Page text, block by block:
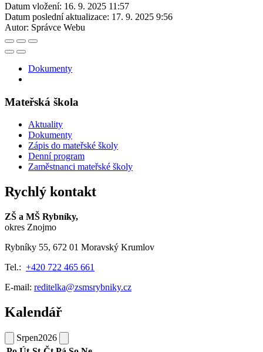
Datum vložení: 16. 9. 2025 11:57
Datum poslední aktualizace: 17. 9. 2025 9:56
Autor: Správce Webu
Dokumenty
Mateřská škola
Aktuality
Dokumenty
Zápis do mateřské školy
Denní program
Zaměstnanci mateřské školy
Rychlý kontakt
ZŠ a MŠ Rybníky,
okres Znojmo
Rybníky 55, 672 01 Moravský Krumlov
Tel.: +420 722 465 661
E-mail: reditelka@zsmsrybniky.cz
Kalendář
Srpen2026